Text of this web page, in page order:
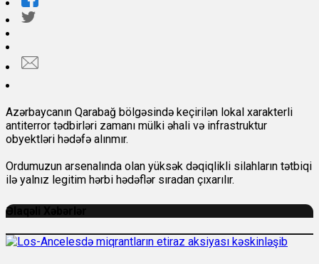
Azərbaycanın Qarabağ bölgəsində keçirilən lokal xarakterli
antiterror tədbirləri zamanı mülki əhali və infrastruktur
obyektləri hədəfə alınmır.
Ordumuzun arsenalında olan yüksək dəqiqlikli silahların tətbiqi
ilə yalnız legitim hərbi hədəflər sıradan çıxarılır.
Əlaqəli Xəbərlər